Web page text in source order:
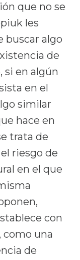
que no se
les
buscar algo
de
si en algún
en el
similar
hace en
trata de
riesgo de
en el que
con
como una
de